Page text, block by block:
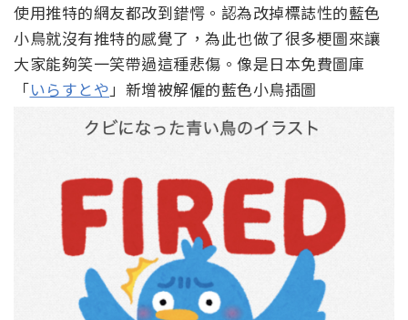
使用推特的網友都改到錯愕。認為改掉標誌性的藍色
小鳥就沒有推特的感覺了，為此也做了很多梗圖來讓
大家能夠笑一笑帶過這種悲傷。像是日本免費圖庫
「いらすとや」新增被解僱的藍色小鳥插圖